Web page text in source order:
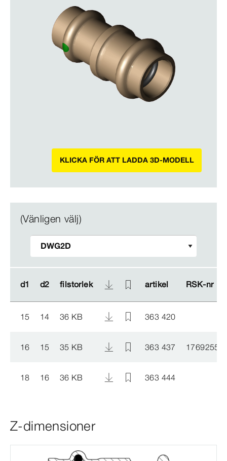
KLICKA FÖR ATT LADDA 3D-MODELL
(Vänligen välj)
d1 d2 filstorlek artikel RSK-​nr
d1 d2 filstorlek artikel RSK-​nr
15 14 36 KB 363 420
16 15 35 KB 363 437 1769255
18 16 36 KB 363 444
Z-dimensioner